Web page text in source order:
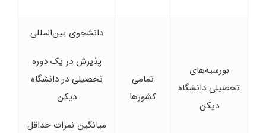
بورسیه‌های
تحصیلی دانشگاه
دیکن
تمامی
کشورها
دانشجوی بین‌المللی
پذیرش در یک دوره
تحصیلی در دانشگاه
دیکن
میانگین نمرات حداقل